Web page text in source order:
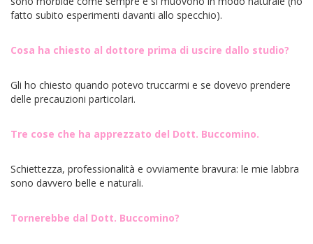
fatto subito esperimenti davanti allo specchio).
Cosa ha chiesto al dottore prima di uscire dallo studio?
Gli ho chiesto quando potevo truccarmi e se dovevo prendere
delle precauzioni particolari.
Tre cose che ha apprezzato del Dott. Buccomino.
Schiettezza, professionalità e ovviamente bravura: le mie labbra
sono davvero belle e naturali.
Tornerebbe dal Dott. Buccomino?